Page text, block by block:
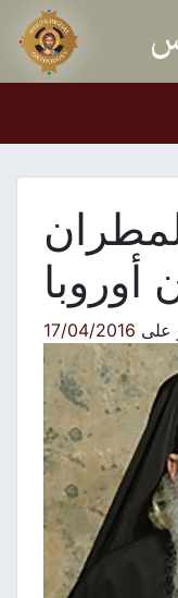
17/04/2016